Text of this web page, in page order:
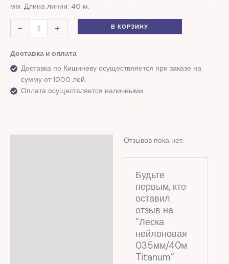
мм. Длина линии: 40 м.
- + В КОРЗИНУ
Доставка и оплата
Доставка по Кишиневу осуществляется при заказе на
сумму от 1000 лей.
Оплата осуществляется наличными
Отзывов пока нет.
Будьте
первым, кто
оставил
отзыв на
“Леска
нейлоновая
035мм/40м
Titanum”